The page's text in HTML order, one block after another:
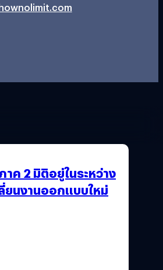
ค 2 มิติอยู่ในระหว่าง
ยนงานออกแบบใหม่